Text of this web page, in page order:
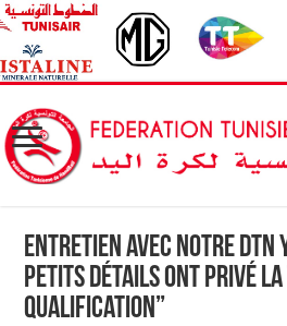
Entretien avec notre DTN
petits détails ont privé la
qualification”